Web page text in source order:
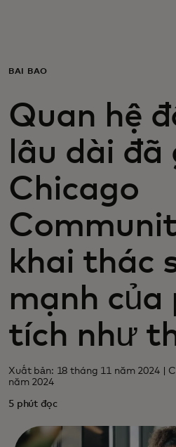
Dành cho doanh
Dành cho thế giới
Dành cho nhà đổi
Tin tức và xu hướng
BÀI BÁO
Quan hệ
lâu dài đã
Chicago
khai thác
mạnh của
tích như
Xuất bản: 18 tháng 11 năm 2024 |
năm 2024
5 phút đọc